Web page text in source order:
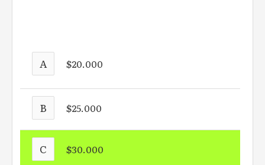
A $20.000
B $25.000
C $30.000